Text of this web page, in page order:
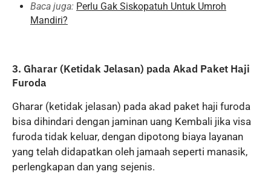
Baca juga: Perlu Gak Siskopatuh Untuk Umroh
Mandiri?
3. Gharar (Ketidak Jelasan) pada Akad Paket Haji
Furoda
Gharar (ketidak jelasan) pada akad paket haji furoda
bisa dihindari dengan jaminan uang Kembali jika visa
furoda tidak keluar, dengan dipotong biaya layanan
yang telah didapatkan oleh jamaah seperti manasik,
perlengkapan dan yang sejenis.